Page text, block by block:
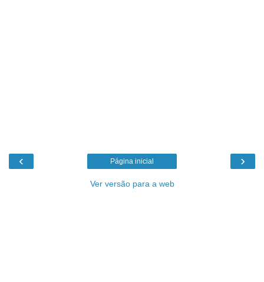
‹ ›
Página inicial
Ver versão para a web